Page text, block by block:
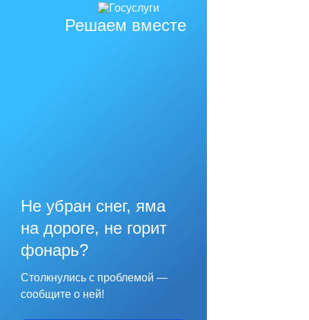
Решаем вместе
Не убран снег, яма
на дороге, не горит
фонарь?
Столкнулись с проблемой —
сообщите о ней!